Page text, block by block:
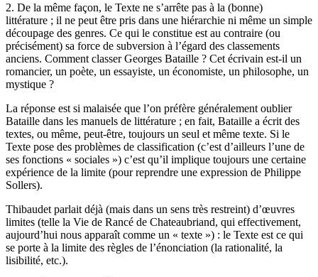
2. De la même façon, le Texte ne s’arrête pas à la (bonne)
littérature ; il ne peut être pris dans une hiérarchie ni même un simple
découpage des genres. Ce qui le constitue est au contraire (ou
précisément) sa force de subversion à l’égard des classements
anciens. Comment classer Georges Bataille ? Cet écrivain est-il un
romancier, un poète, un essayiste, un économiste, un philosophe, un
mystique ?
La réponse est si malaisée que l’on préfère généralement oublier
Bataille dans les manuels de littérature ; en fait, Bataille a écrit des
textes, ou même, peut-être, toujours un seul et même texte. Si le
Texte pose des problèmes de classification (c’est d’ailleurs l’une de
ses fonctions « sociales ») c’est qu’il implique toujours une certaine
expérience de la limite (pour reprendre une expression de Philippe
Sollers).
Thibaudet parlait déjà (mais dans un sens très restreint) d’œuvres
limites (telle la Vie de Rancé de Chateaubriand, qui effectivement,
aujourd’hui nous apparaît comme un « texte ») : le Texte est ce qui
se porte à la limite des règles de l’énonciation (la rationalité, la
lisibilité, etc.).